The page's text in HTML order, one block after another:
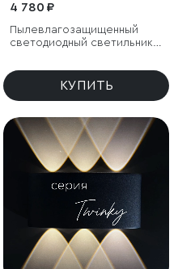
4 780 ₽
Пылевлагозащищенный
светодиодный светильник
КУПИТЬ